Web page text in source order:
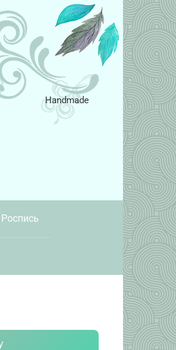
Handmade
Роспись